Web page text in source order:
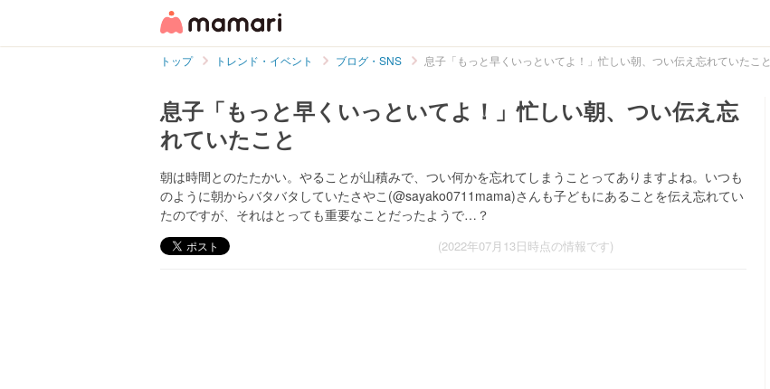
トップ トレンド・イベント ブログ・SNS 息子「もっと早くいっといてよ！」忙しい朝、つい伝え忘れていたこと
息子「もっと早くいっといてよ！」忙しい朝、つい伝え忘
れていたこと
朝は時間とのたたかい。やることが山積みで、つい何かを忘れてしまうことってありますよね。いつも
のように朝からバタバタしていたさやこ(@sayako0711mama)さんも子どもにあることを伝え忘れてい
たのですが、それはとっても重要なことだったようで…？
(2022年07月13日時点の情報です)